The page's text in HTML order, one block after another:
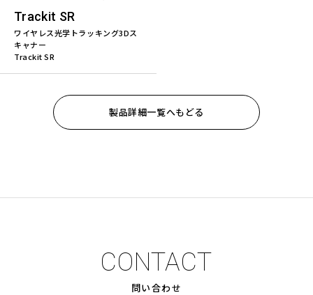
Trackit SR
ワイヤレス光学トラッキング3Dス
キャナー
Trackit SR
製品詳細一覧へもどる
CONTACT
問い合わせ